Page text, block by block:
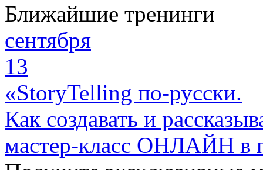
Ближайшие тренинги
сентября
13
«StoryTelling по-русски.
Как создавать и
мастер-класс ОНЛАЙН в